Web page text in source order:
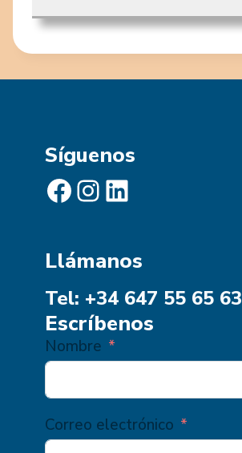
Síguenos
Facebook Instagram LinkedIn
Llámanos
Tel: +34 647 55 65 63
Escríbenos
Nombre
Correo electrónico